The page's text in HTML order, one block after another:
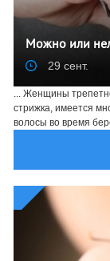
Можно или
29 сент.
... Женщины
стрижка, имеется
волосы во время